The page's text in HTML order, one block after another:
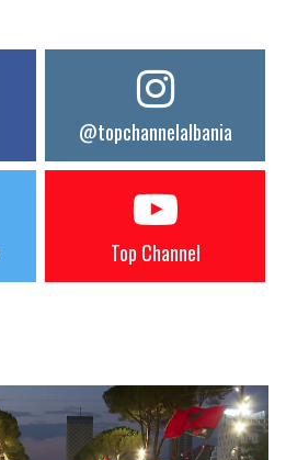
@topchannelalbania
Top Channel